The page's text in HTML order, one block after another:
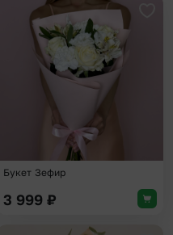
в избранное
Букет Зефир
3 999 ₽